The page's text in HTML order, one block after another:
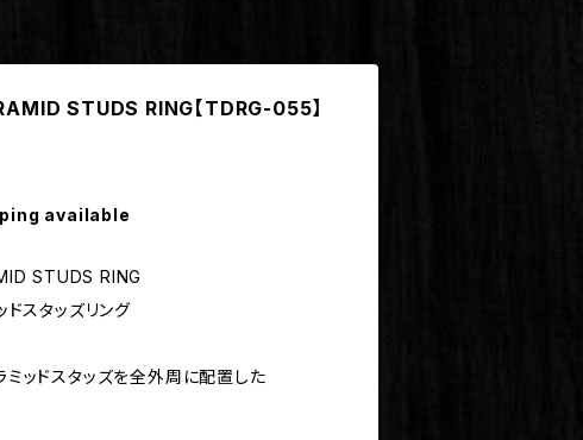
STUDS RING【TDRG-055】
available
STUDS RING
ドスタッズリング
ミッドスタッズを全外周に配置した